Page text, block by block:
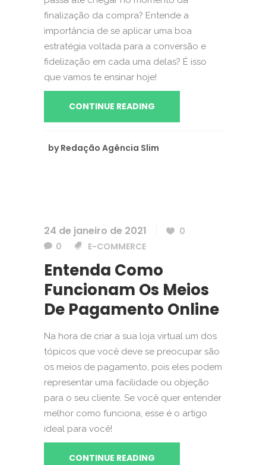
finalização da compra? Entende a
importância de se aplicar uma boa
estratégia voltada para a conversão e
fidelização em cada uma delas? É isso
que vamos te ensinar hoje!
CONTINUE READING
by Redação Agência Slim
24 de janeiro de 2021
0
0
E-COMMERCE
Entenda Como
Funcionam Os Meios
De Pagamento Online
Na hora de criar a sua loja virtual um dos
tópicos que você deve se preocupar são
os meios de pagamento, pois eles podem
representar uma facilidade ou objeção
para o seu cliente. Se você quer entender
melhor como funciona, esse é o artigo
ideal para você!
CONTINUE READING